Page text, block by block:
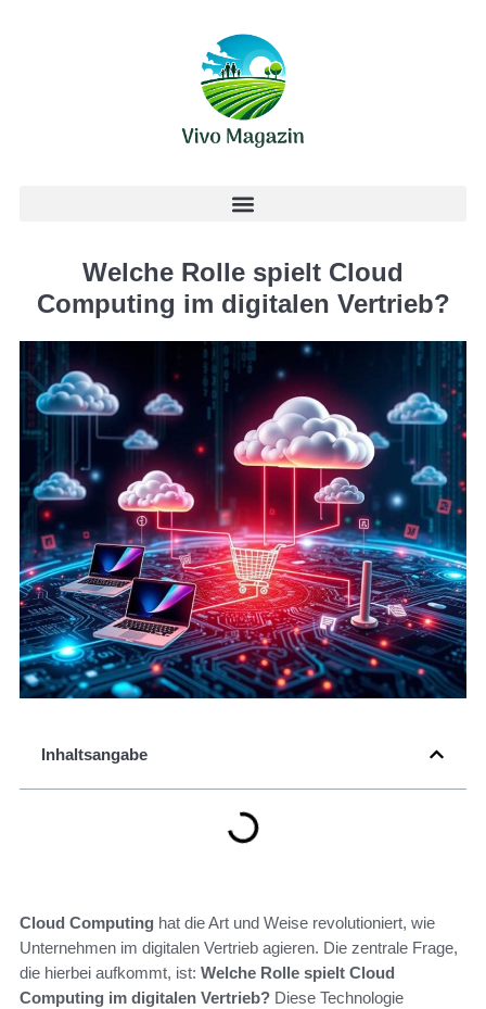
Welche Rolle spielt Cloud
Computing im digitalen Vertrieb?
Inhaltsangabe
Cloud Computing hat die Art und Weise revolutioniert, wie
Unternehmen im digitalen Vertrieb agieren. Die zentrale Frage,
die hierbei aufkommt, ist: Welche Rolle spielt Cloud
Computing im digitalen Vertrieb? Diese Technologie